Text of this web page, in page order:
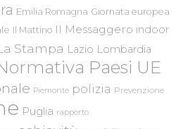
Emilia Romagna Giornata europea
Il Mattino Il Messaggero indoor
Stampa Lazio Lombardia
Paesi UE
Piemonte polizia Prevenzione
Puglia rapporto